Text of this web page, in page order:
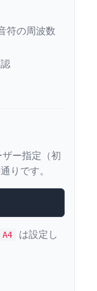
符の周波数
ー指定（初
りです。
A4
は設定し